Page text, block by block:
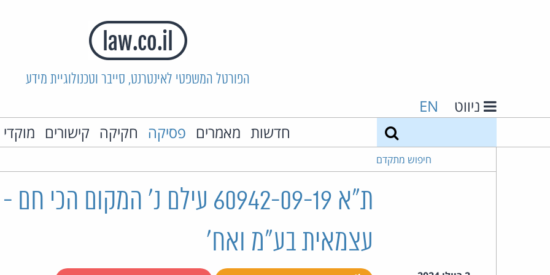
הפורטל המשפטי לאינטרנט, סייבר וטכנולוגיית מידע
ניווט EN
חדשות מאמרים פסיקה חקיקה קישורים
חיפוש מתקדם
ת"א 60942-09-19 עילם נ' המקום הכי
עצמאית בע"מ ואח'